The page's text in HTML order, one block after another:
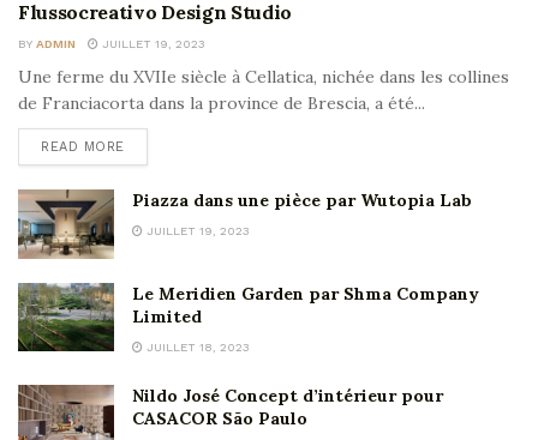
Flussocreativo Design Studio
BY ADMIN JUILLET 19, 2023
Une ferme du XVIIe siècle à Cellatica, nichée dans les collines
de Franciacorta dans la province de Brescia, a été...
READ MORE
Piazza dans une pièce par Wutopia Lab
JUILLET 19, 2023
Le Meridien Garden par Shma Company
Limited
JUILLET 18, 2023
Nildo José Concept d’intérieur pour
CASACOR São Paulo